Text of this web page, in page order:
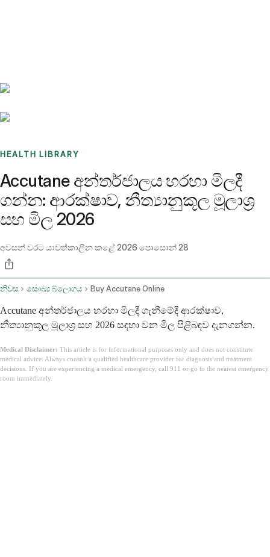
HEALTH LIBRARY
Accutane අන්තර්ජාලය හරහා මිලදී
ගන්න: ආරක්ෂාව, නීත්‍යානුකූල මූලාශ්‍ර
සහ මිල 2026
අවසන් වරට යාවත්කාලීන කළේ2026 පොසොන් 28
නිවස සෞඛ්‍ය බ්ලොගය Buy Accutane Online
Accutane අන්තර්ජාලය හරහා මිලදී ගැනීමේදී ආරක්ෂාව,
නීත්‍යානුකූල මූලාශ්‍ර සහ 2026 සඳහා වන මිල පිළිබඳව දැනගන්න.
Medical Disclaimer: This article is for informational purposes only and does not constitute
medical advice. Always consult a qualified healthcare provider for diagnosis and treatment
decisions. If you are experiencing a medical emergency, call 911 or go to the nearest emergency
room immediately.